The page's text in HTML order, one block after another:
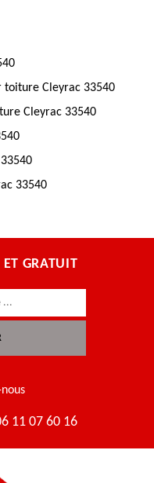
toiture Cleyrac 33540
Cleyrac 33540
33540
GRATUIT
11 07 60 16